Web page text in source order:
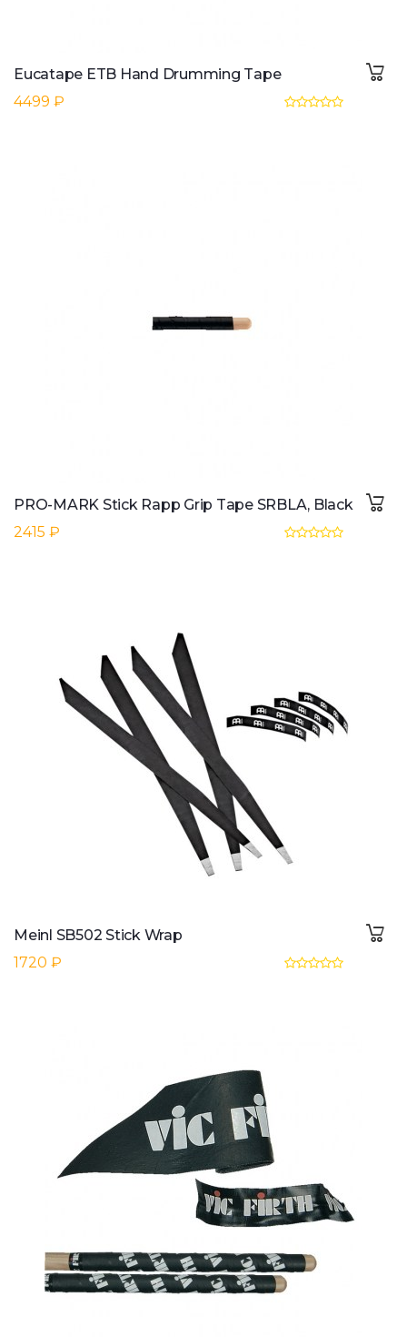
Eucatape ETB Hand Drumming Tape
4499 ₽
PRO-MARK Stick Rapp Grip Tape SRBLA, Black
2415 ₽
Meinl SB502 Stick Wrap
1720 ₽